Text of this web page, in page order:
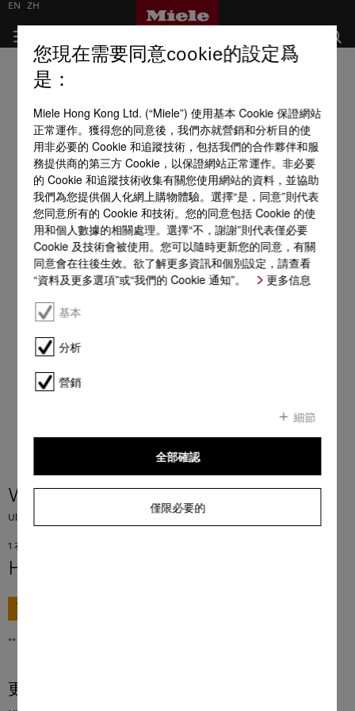
WA UC 1501 L
UltraColor 亮彩洗衣液，1.5 升 適用於彩色和黑色物品。
1 衣物量 = 7.04 HKD
HK$ 190.00
** 香港零售價
更多產品資訊
EN ZH
您現在需要同意cookie的設定爲
是：
Miele Hong Kong Ltd. (“Miele”) 使用基本 Cookie 保證網站
正常運作。獲得您的同意後，我們亦就營銷和分析目的使
用非必要的 Cookie 和追蹤技術，包括我們的合作夥伴和服
務提供商的第三方 Cookie，以保證網站正常運作。非必要
的 Cookie 和追蹤技術收集有關您使用網站的資料，並協助
我們為您提供個人化網上購物體驗。選擇“是，同意”則代表
您同意所有的 Cookie 和技術。您的同意包括 Cookie 的使
用和個人數據的相關處理。選擇“不，謝謝”則代表僅必要
Cookie 及技術會被使用。您可以隨時更新您的同意，有關
同意會在往後生效。欲了解更多資訊和個別設定，請查看
“資料及更多選項”或“我們的 Cookie 通知”。
更多信息
基本
分析
營銷
細節
僅限必要的
全部確認